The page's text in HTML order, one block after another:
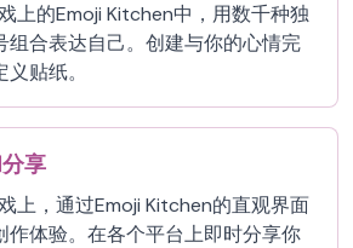
上的Emoji Kitchen中，用数千种独
组合表达自己。创建与你的心情完
贴纸。
享
上，通过Emoji Kitchen的直观界面
作体验。在各个平台上即时分享你